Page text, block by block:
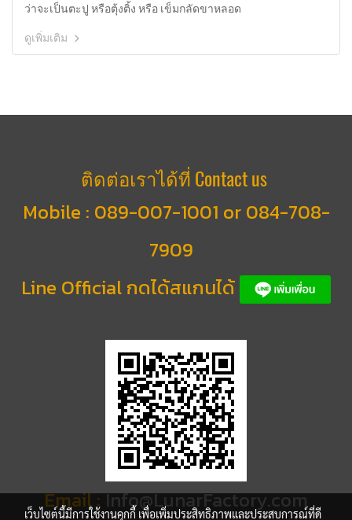
ว่าจะเป็นตะปู หรือตุ้งติ้ง หรือ เข็มกลัดขาหลอด
ดูเพิ่มเติม
ติดต่อเราได้ที่ Contact us
Mobile : 089-007-1001 or 084-708-
7909
Line Official กดได้สแกนได้
Email :Info@LunarFactory.com
เว็บไซต์นี้มีการใช้งานคุกกี้ เพื่อเพิ่มประสิทธิภาพและประสบการณ์ที่ดี